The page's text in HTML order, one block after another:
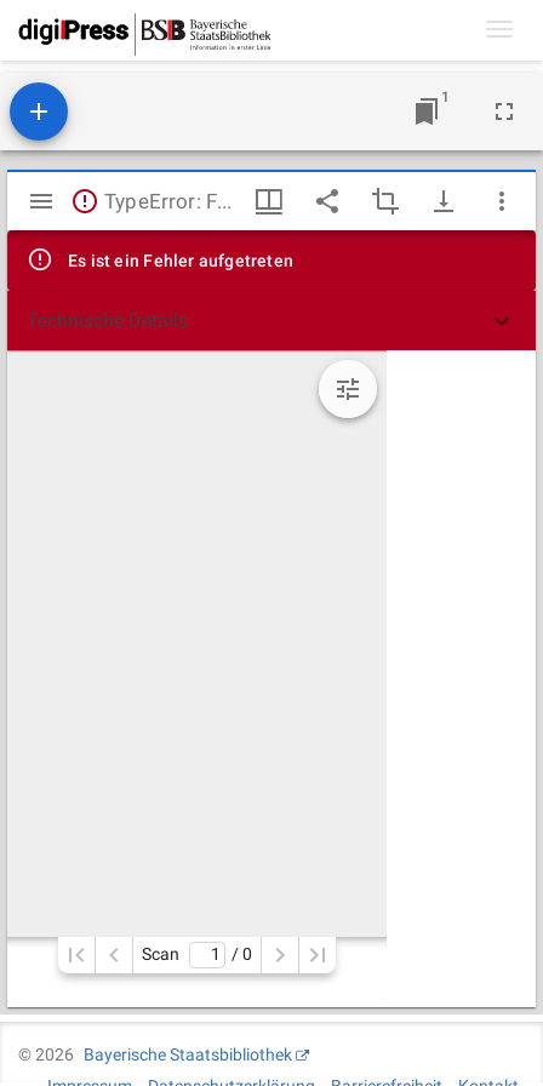
1
Mirador
Viewer
TypeError: Failed to fetch
Es ist ein Fehler aufgetreten
Technische Details
Scan / 0
©2026
Bayerische Staatsbibliothek